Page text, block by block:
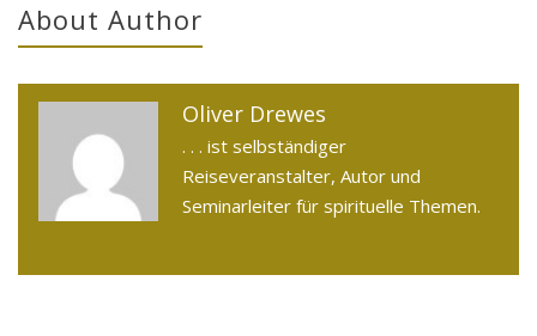
About Author
Oliver Drewes
. . . ist selbständiger
Reiseveranstalter, Autor und
Seminarleiter für spirituelle Themen.